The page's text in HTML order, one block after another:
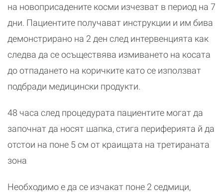
на новоприсадените косми изчезват в период на 7
дни. Пациентите получават инструкции и им бива
демонстрирано на 2 ден след интервенцията как
следва да се осъществява измиването на косата
до отпадането на коричките като се използват
подбради медицински продукти.
48 часа след процедурата пациентите могат да
започнат да носят шапка, стига периферията й да
отстои на поне 5 см от краищата на третираната
зона
Необходимо е да се изчакат поне 2 седмици,